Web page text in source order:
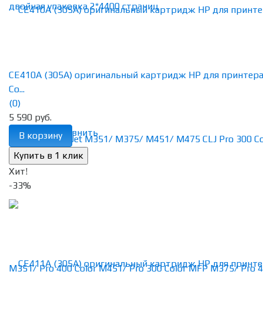
избранное сравнить
CE410A (305A) оригинальный картридж HP для
Co...
(0)
5 590 руб.
В корзину
Хит!
-33%